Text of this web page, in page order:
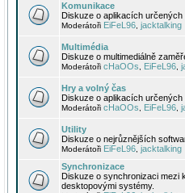
Komunikace
Diskuze o aplikacích
Moderátoři EiFeL96 jacktalking
Multimédia
Diskuze o multimediálně
Moderátoři cHaOOs EiFeL96
Hry a volný čas
Diskuze o aplikacích určených
Moderátoři cHaOOs EiFeL96
Utility
Diskuze o nejrůznějších
Moderátoři EiFeL96 jacktalking
Synchronizace
Diskuze o synchronizaci mezi
desktopovými systémy.